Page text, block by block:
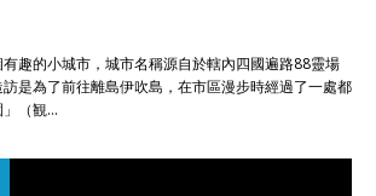
趣的小城市，城市名稱源自於轄內四國遍路88靈場
是為了前往離島伊吹島，在市區漫步時經過了一處都
」（観…